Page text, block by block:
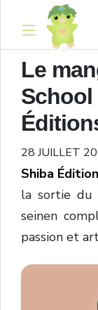
Le
School
28 JUILLET
Shiba
la sortie du
seinen
passion et